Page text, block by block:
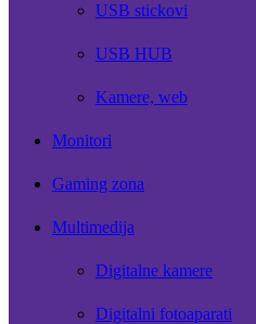
USB stickovi
USB HUB
Kamere, web
Monitori
Gaming zona
Multimedija
Digitalne kamere
Digitalni fotoaparati